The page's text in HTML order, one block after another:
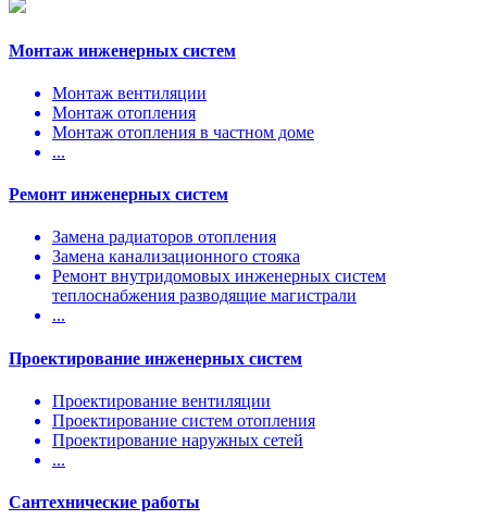
Монтаж инженерных систем
Монтаж вентиляции
Монтаж отопления
Монтаж отопления в частном доме
...
Ремонт инженерных систем
Замена радиаторов отопления
Замена канализационного стояка
Ремонт внутридомовых инженерных систем
теплоснабжения разводящие магистрали
...
Проектирование инженерных систем
Проектирование вентиляции
Проектирование систем отопления
Проектирование наружных сетей
...
Сантехнические работы